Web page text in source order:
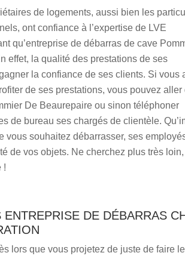
de logements, aussi bien les
ont confiance à l’expertise de LVE
qu’entreprise de débarras de cave
effet, la qualité des prestations de ses
la confiance de ses clients. Si vous
de ses prestations, vous pouvez aller
De Beaurepaire ou sinon téléphoner
de bureau ses chargés de clientèle.
vous souhaitez débarrasser, ses
de vos objets. Ne cherchez plus très loin,
!
DE DÉBARRAS
lors que vous projetez de juste de faire le